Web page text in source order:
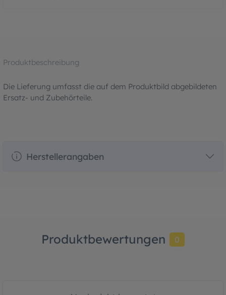
Produktbeschreibung
Die Lieferung umfasst die auf dem Produktbild abgebildeten
Ersatz- und Zubehörteile.
Herstellerangaben
Produktbewertungen 0